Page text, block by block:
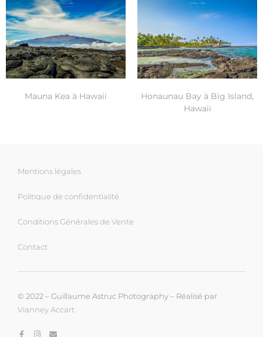
Mauna Kea à Hawaii
Honaunau Bay à Big Island,
Hawaii
Mentions légales
Politique de confidentialité
Conditions Générales de Vente
Contact
© 2022 – Guillaume Astruc Photography – Réalisé par
Vianney Accart